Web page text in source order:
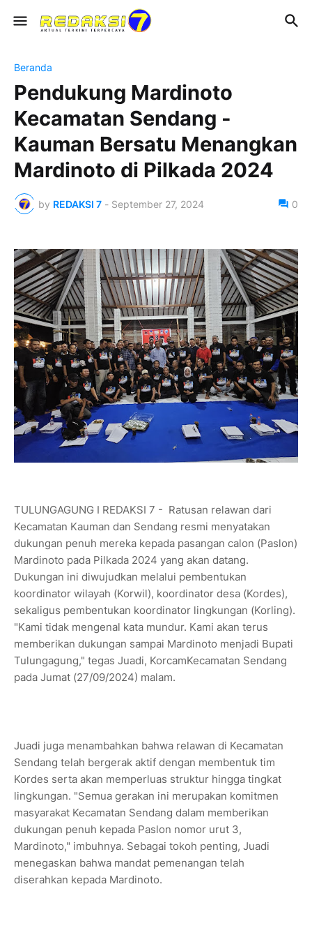
Beranda
Pendukung Mardinoto
Kecamatan Sendang -
Kauman Bersatu Menangkan
Mardinoto di Pilkada 2024
by REDAKSI 7 - September 27, 2024 0
TULUNGAGUNG I REDAKSI 7 - Ratusan relawan dari
Kecamatan Kauman dan Sendang resmi menyatakan
dukungan penuh mereka kepada pasangan calon (Paslon)
Mardinoto pada Pilkada 2024 yang akan datang.
Dukungan ini diwujudkan melalui pembentukan
koordinator wilayah (Korwil), koordinator desa (Kordes),
sekaligus pembentukan koordinator lingkungan (Korling).
"Kami tidak mengenal kata mundur. Kami akan terus
memberikan dukungan sampai Mardinoto menjadi Bupati
Tulungagung," tegas Juadi, KorcamKecamatan Sendang
pada Jumat (27/09/2024) malam.
Juadi juga menambahkan bahwa relawan di Kecamatan
Sendang telah bergerak aktif dengan membentuk tim
Kordes serta akan memperluas struktur hingga tingkat
lingkungan. "Semua gerakan ini merupakan komitmen
masyarakat Kecamatan Sendang dalam memberikan
dukungan penuh kepada Paslon nomor urut 3,
Mardinoto," imbuhnya. Sebagai tokoh penting, Juadi
menegaskan bahwa mandat pemenangan telah
diserahkan kepada Mardinoto.